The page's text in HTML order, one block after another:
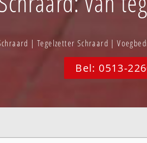
| Tegelzetter Schraard |
Bel: 0513-